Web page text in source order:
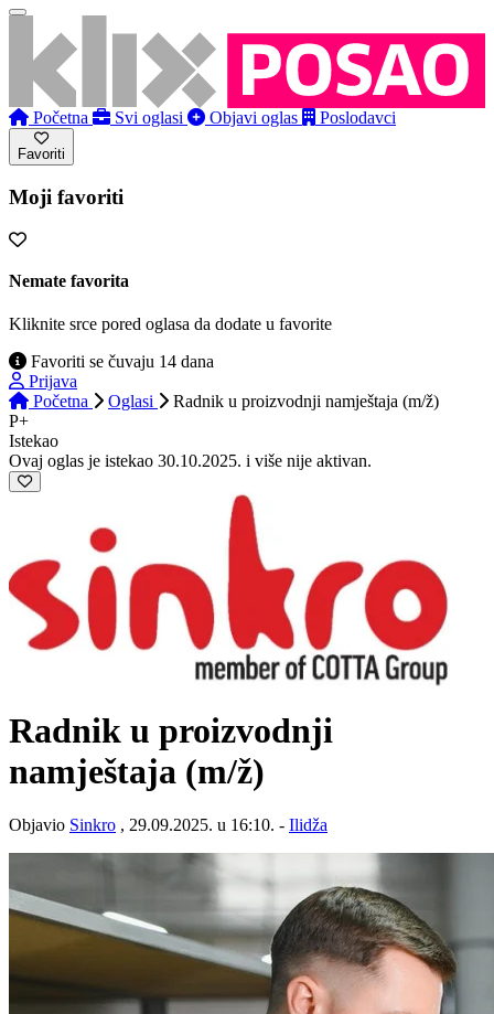
Početna Svi oglasi Objavi oglas Poslodavci
Favoriti
Moji favoriti
Nemate favorita
Kliknite srce pored oglasa da dodate u favorite
Favoriti se čuvaju 14 dana
Prijava
Početna
Oglasi
Radnik u proizvodnji namještaja (m/ž)
P+
Istekao
Ovaj oglas je istekao 30.10.2025. i više nije aktivan.
Radnik u proizvodnji
namještaja (m/ž)
Objavio Sinkro , 29.09.2025. u 16:10. - Ilidža